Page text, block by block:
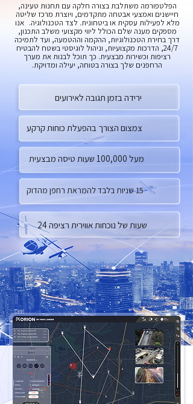
הפלטפורמה משתלבת בצורה חלקה עם תחנות טעינה,
חיישנים ואמצעי אבטחה מתקדמים, ויוצרת מרכז שליטה
מלא לפעילות עסקית או ביטחונית. לצד הטכנולוגיה. אנו
מספקים מענה שלם הכולל ליווי מקצועי משלב התכנון,
דרך בחירת הטכנולוגיות, ההקמה וההטמעה, ועד לתמיכה
24/7, הדרכות מקצועיות, וניהול לוגיסטי בשטח להבטיח
רציפות וכשירות מבצעית. כך תוכל לבנות את מערך
הרחפנים שלך בצורה בטוחה, יעילה ומדויקת.
ירידה בזמן תגובה לאירועים
צמצום הצורך בהפעלת כוחות קרקע
15 שניות בלבד להמראת רחפן מהדוק
מעל 100,000 שעות טיסה מבצעית